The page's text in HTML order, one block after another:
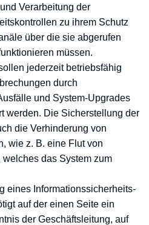
Verarbeitung der
zu ihrem Schutz
über die sie abgerufen
müssen.
jederzeit betriebsfähig
durch
und System-Upgrades
werden. Die Sicherstellung der
die Verhinderung von
wie z. B. eine Flut von
das System zum
eines Informationssicherheits-
auf der einen Seite ein
der Geschäftsleitung, auf